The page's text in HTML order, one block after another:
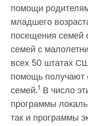
помощи
младшего
посещения семей
семей с
всех 50 штатах
помощь получают
семей.1 В число
программы
так и программы